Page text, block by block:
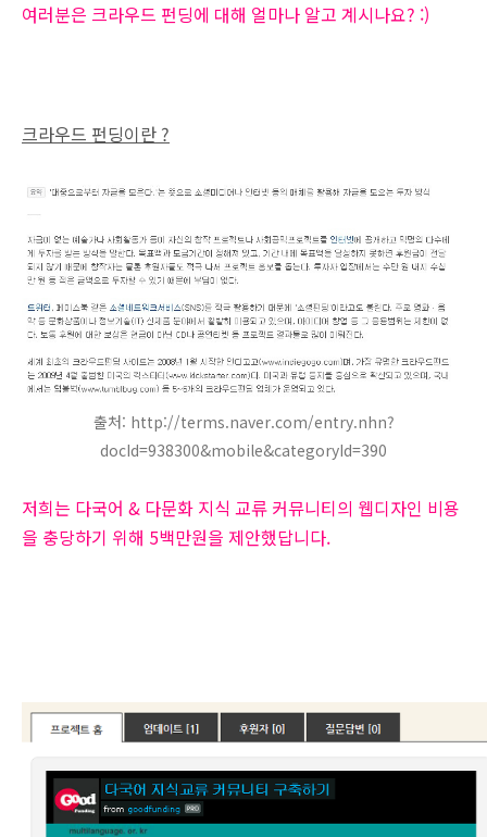
여러분은 크라우드 펀딩에 대해 얼마나 알고 계시나요? :)
크라우드 펀딩이란 ?
출처: http://terms.naver.com/entry.nhn?
docId=938300&mobile&categoryId=390
저희는 다국어 & 다문화 지식 교류 커뮤니티의 웹디자인 비용
을 충당하기 위해 5백만원을 제안했답니다.